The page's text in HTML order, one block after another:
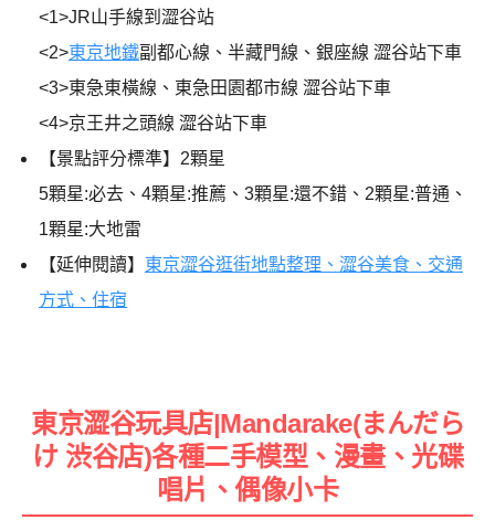
<1>JR山手線到澀谷站
<2>東京地鐵副都心線、半藏門線、銀座線 澀谷站下車
<3>東急東橫線、東急田園都市線 澀谷站下車
<4>京王井之頭線 澀谷站下車
【景點評分標準】2顆星
5顆星:必去、4顆星:推薦、3顆星:還不錯、2顆星:普通、
1顆星:大地雷
【延伸閱讀】 東京澀谷逛街地點整理、澀谷美食、交通
方式、住宿
東京澀谷玩具店|Mandarake(まんだら
け 渋谷店)各種二手模型、漫畫、光碟
唱片、偶像小卡